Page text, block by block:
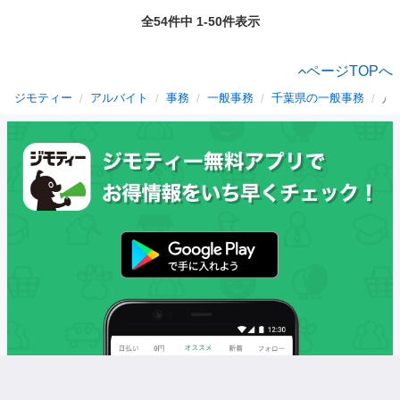
全54件中 1-50件表示
ページTOPへ
ジモティー アルバイト 事務 一般事務 千葉県の一般事務 八